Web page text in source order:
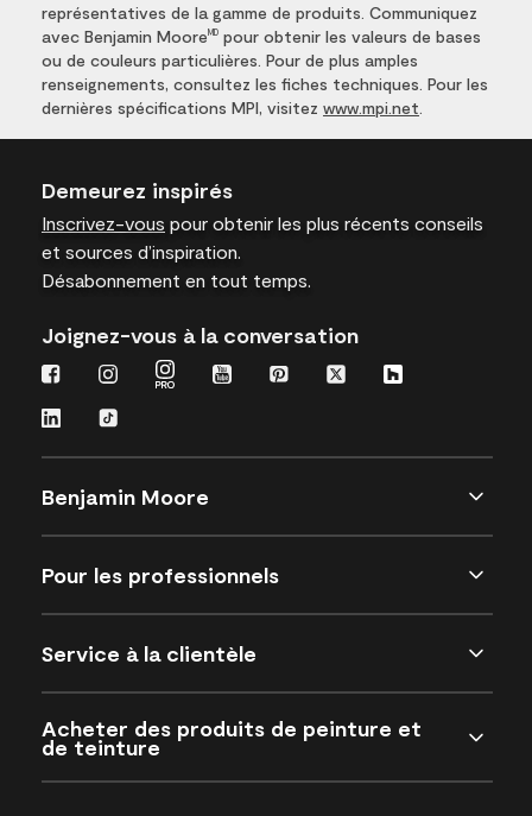
représentatives de la gamme de produits. Communiquez
avec Benjamin Moore MD pour obtenir les valeurs de bases
ou de couleurs particulières. Pour de plus amples
renseignements, consultez les fiches techniques. Pour les
dernières spécifications MPI, visitez www.mpi.net
Demeurez inspirés
Inscrivez-vous pour obtenir les plus récents conseils
et sources d’inspiration.
Désabonnement en tout temps.
Joignez-vous à la conversation
Benjamin Moore
Pour les professionnels
Service à la clientèle
Acheter des produits de peinture et
de teinture